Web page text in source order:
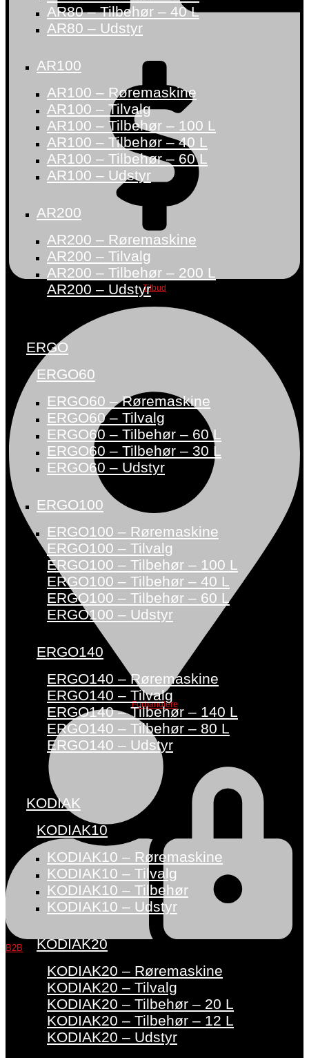
Tilbud
Forhandlere
B2B
AR80 – Tilbehør – 40 L
AR80 – Udstyr
AR100
AR100 – Røremaskine
AR100 – Tilvalg
AR100 – Tilbehør – 100 L
AR100 – Tilbehør – 40 L
AR100 – Tilbehør – 60 L
AR100 – Udstyr
AR200
AR200 – Røremaskine
AR200 – Tilvalg
AR200 – Tilbehør – 200 L
AR200 – Udstyr
ERGO
ERGO60
ERGO60 – Røremaskine
ERGO60 – Tilvalg
ERGO60 – Tilbehør – 60 L
ERGO60 – Tilbehør – 30 L
ERGO60 – Udstyr
ERGO100
ERGO100 – Røremaskine
ERGO100 – Tilvalg
ERGO100 – Tilbehør – 100 L
ERGO100 – Tilbehør – 40 L
ERGO100 – Tilbehør – 60 L
ERGO100 – Udstyr
ERGO140
ERGO140 – Røremaskine
ERGO140 – Tilvalg
ERGO140 – Tilbehør – 140 L
ERGO140 – Tilbehør – 80 L
ERGO140 – Udstyr
KODIAK
KODIAK10
KODIAK10 – Røremaskine
KODIAK10 – Tilvalg
KODIAK10 – Tilbehør
KODIAK10 – Udstyr
KODIAK20
KODIAK20 – Røremaskine
KODIAK20 – Tilvalg
KODIAK20 – Tilbehør – 20 L
KODIAK20 – Tilbehør – 12 L
KODIAK20 – Udstyr